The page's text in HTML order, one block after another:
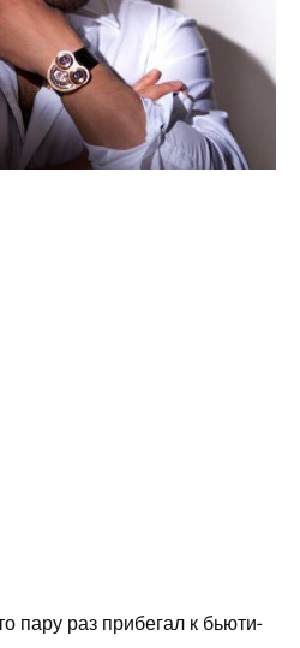
пару раз прибегал к бьюти-